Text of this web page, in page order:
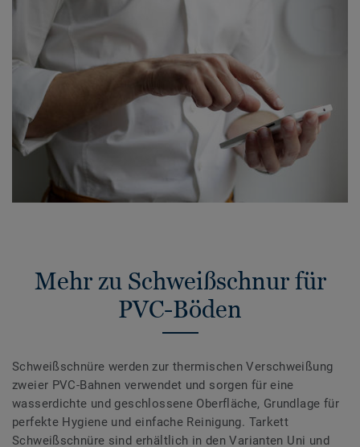
Mehr zu Schweißschnur für
PVC-Böden
Schweißschnüre werden zur thermischen Verschweißung
zweier PVC-Bahnen verwendet und sorgen für eine
wasserdichte und geschlossene Oberfläche, Grundlage für
perfekte Hygiene und einfache Reinigung. Tarkett
Schweißschnüre sind erhältlich in den Varianten Uni und